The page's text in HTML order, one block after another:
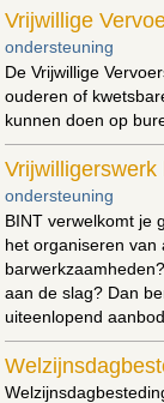
Vrijwillige
ondersteuning
De Vrijwillige
ouderen of
kunnen doen op
Vrijwilligerswerk
ondersteuning
BINT verwelkomt je
het organiseren van
aan de slag? Dan
uiteenlopend